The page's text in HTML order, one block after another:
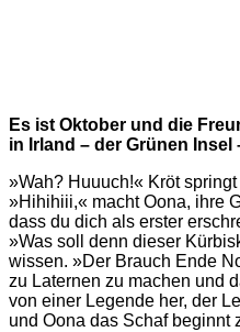
Es ist Oktober und die
in Irland – der Grünen Insel
»Wah? Huuuch!« Kröt
»Hihihiii,« macht Oona, ihre
dass du dich als erster
»Was soll denn dieser
wissen. »Der Brauch Ende
zu Laternen zu machen und
von einer Legende her, der
und Oona das Schaf beginnt